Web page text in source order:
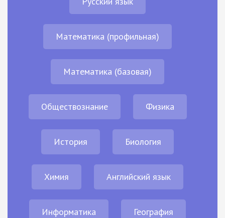
Математика (профильная)
Математика (базовая)
Обществознание Физика
История Биология
Химия Английский язык
Информатика География